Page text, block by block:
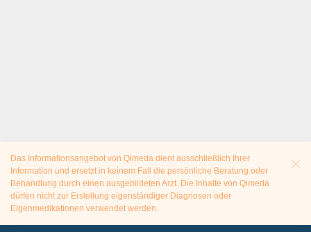
Das Informationsangebot von Qimeda dient ausschließlich Ihrer
Information und ersetzt in keinem Fall die persönliche Beratung oder
Behandlung durch einen ausgebildeten Arzt. Die Inhalte von Qimeda
dürfen nicht zur Erstellung eigenständiger Diagnosen oder
Eigenmedikationen verwendet werden.